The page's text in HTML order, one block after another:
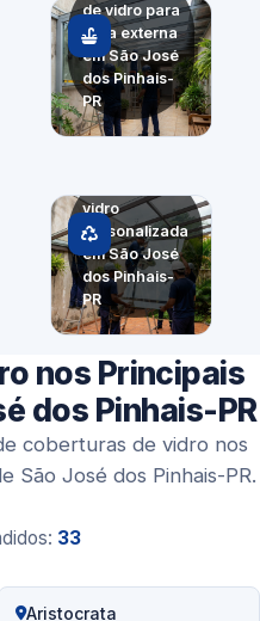
de vidro para
área externa
em São José
dos Pinhais-
PR
vidro
personalizada
em São José
dos Pinhais-
PR
nos Principais
dos Pinhais-PR
coberturas de vidro nos
São José dos Pinhais-PR.
33
Aristocrata